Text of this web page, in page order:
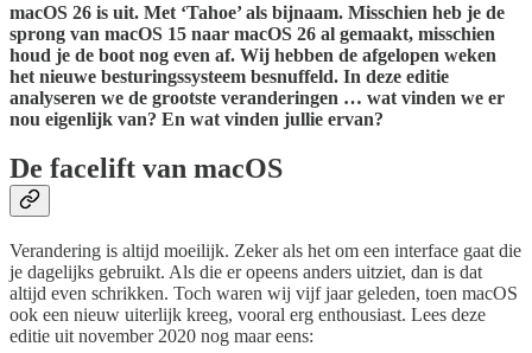
macOS 26 is uit. Met ‘Tahoe’ als bijnaam. Misschien heb je de
sprong van macOS 15 naar macOS 26 al gemaakt, misschien
houd je de boot nog even af. Wij hebben de afgelopen weken
het nieuwe besturingssysteem besnuffeld. In deze editie
analyseren we de grootste veranderingen … wat vinden we er
nou eigenlijk van? En wat vinden jullie ervan?
De facelift van macOS
Verandering is altijd moeilijk. Zeker als het om een interface gaat die
je dagelijks gebruikt. Als die er opeens anders uitziet, dan is dat
altijd even schrikken. Toch waren wij vijf jaar geleden, toen macOS
ook een nieuw uiterlijk kreeg, vooral erg enthousiast. Lees deze
editie uit november 2020 nog maar eens: